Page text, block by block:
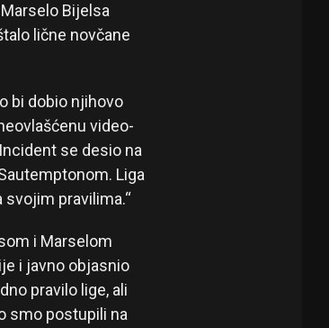
Bijelsa
lične novčane
bi dobio njihovo
video-
se desio na
Liga
pravilima.“
i Marselom
i javno objasnio
pravilo lige, ali
smo postupili na